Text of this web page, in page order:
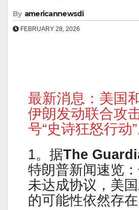
By americannewsdi
FEBRUARY 28, 2026
最新消息：美国
伊朗发动联合攻
号“史诗狂怒行动”
1。据The
特朗普新闻速览
未达成协议，美
的可能性依然存在